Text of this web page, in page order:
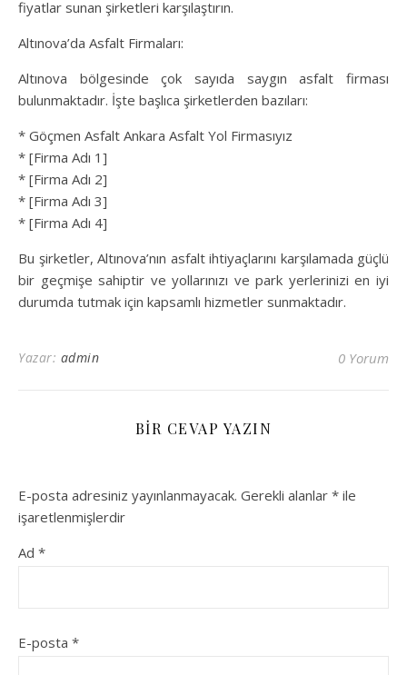
fiyatlar sunan şirketleri karşılaştırın.
Altınova’da Asfalt Firmaları:
Altınova bölgesinde çok sayıda saygın asfalt firması
bulunmaktadır. İşte başlıca şirketlerden bazıları:
* Göçmen Asfalt Ankara Asfalt Yol Firmasıyız
* [Firma Adı 1]
* [Firma Adı 2]
* [Firma Adı 3]
* [Firma Adı 4]
Bu şirketler, Altınova’nın asfalt ihtiyaçlarını karşılamada güçlü
bir geçmişe sahiptir ve yollarınızı ve park yerlerinizi en iyi
durumda tutmak için kapsamlı hizmetler sunmaktadır.
Yazar: admin 0 Yorum
BIR CEVAP YAZIN
E-posta adresiniz yayınlanmayacak. Gerekli alanlar * ile
işaretlenmişlerdir
Ad *
E-posta *